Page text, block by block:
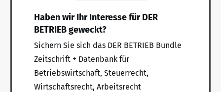
Haben wir Ihr Interesse für DER
BETRIEB geweckt?
Sichern Sie sich das DER BETRIEB Bundle
Zeitschrift + Datenbank für
Betriebswirtschaft, Steuerrecht,
Wirtschaftsrecht, Arbeitsrecht